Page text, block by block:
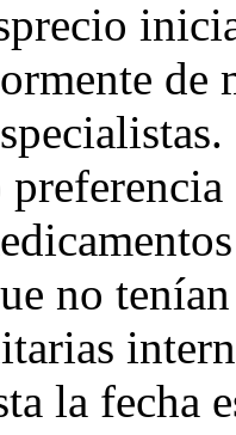
de
no
la fecha